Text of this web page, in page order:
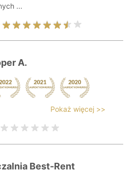
...
A.
Pokaż więcej >>
Best-Rent